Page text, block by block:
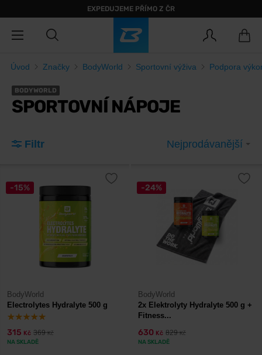
EXPEDUJEME PŘÍMO Z ČR
Úvod Značky BodyWorld Sportovní výživa Podpora
BODYWORLD
SPORTOVNÍ NÁPOJE
Filtr Nejprodávanější
-15%
BodyWorld
Electrolytes Hydralyte 500 g
315 Kč 369Kč
NA SKLADĚ
-24%
BodyWorld
2x Elektrolyty Hydralyte 500 g +
Fitness...
630 Kč 829Kč
NA SKLADĚ